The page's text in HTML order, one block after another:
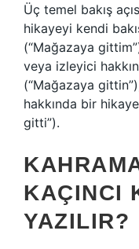
Üç temel bakış
hikayeyi kendi
(“Mağazaya
veya izleyici
(“Mağazaya
hakkında bir
gitti”).
KAÇINCI
YAZILIR?